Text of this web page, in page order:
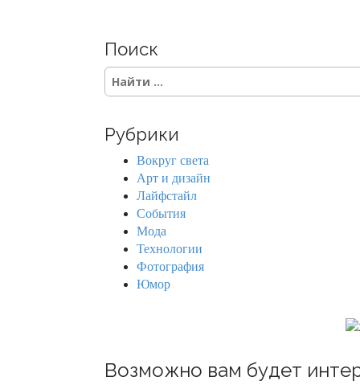
t
s
n
a
o
Поиск
S
e
c
Рубрики
Вокруг света
Арт и дизайн
Лайфстайл
События
Мода
Технологии
Фотография
Юмор
Возможно вам будет